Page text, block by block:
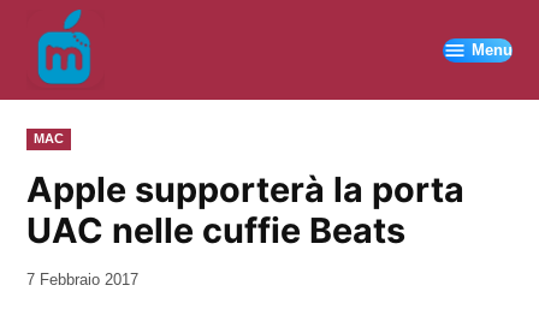
contenuto
Menu
PUBBLICATO
IN
MAC
Apple supporterà la porta
UAC nelle cuffie Beats
da
7 Febbraio 2017